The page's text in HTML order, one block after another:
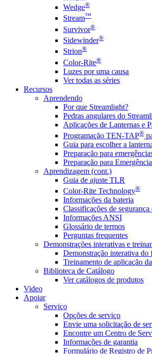
Wedge®
Stream™
Survivor®
Sidewinder®
Strion®
Color-Rite®
Luzes por uma causa
Ver todas as séries
Recursos
Aprendendo
Por que Streamlight?
Pedras angulares do
Aplicações de Lanternas e
Programação TEN-TAP®
Guia para escolher a
Preparação para
Preparação para
Aprendizagem (cont.)
Guia de ajuste TLR
Color-Rite Technology®
Informações da bateria
Classificações de
Informações ANSI
Glossário de termos
Perguntas frequentes
Demonstrações interativas e
Demonstração interativa do
Treinamento de aplicação
Biblioteca de Catálogo
Ver catálogos de produtos
Video
Apoiar
Serviço
Opções de serviço
Envie uma solicitação de
Encontre um Centro de
Informações de garantia
Formulário de Registro de